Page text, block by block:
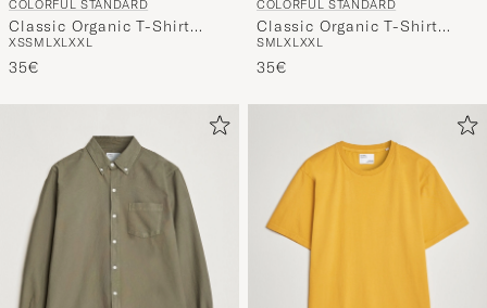
COLORFUL STANDARD
Classic Organic T-Shirt
Emerald Green
XSSM LXLXXL
35€
COLORFUL STANDARD
Classic Organic T-Shirt
Faded Grey
SMLXLXXL
35€